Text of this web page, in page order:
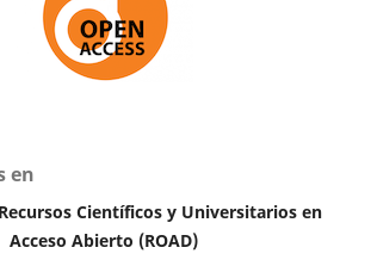
en
Científicos y Universitarios en
Acceso Abierto (ROAD)